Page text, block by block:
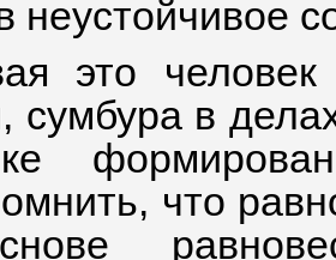
неустойчивое
это человек
сумбура в
что